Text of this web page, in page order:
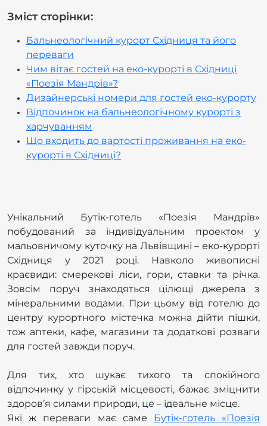
Зміст сторінки:
Бальнеологічний курорт Східниця та його
переваги
Чим вітає гостей на еко-курорті в Східниці
«Поезія Мандрів»?
Дизайнерські номери для гостей еко-курорту
Відпочинок на бальнеологічному курорті з
харчуванням
Що входить до вартості проживання на еко-
курорті в Східниці?
Унікальний Бутік-готель «Поезія Мандрів»
побудований за індивідуальним проектом у
мальовничому куточку на Львівщині – еко-курорті
Східниця у 2021 році. Навколо живописні
краєвиди: смерекові ліси, гори, ставки та річка.
Зовсім поруч знаходяться цілющі джерела з
мінеральними водами. При цьому від готелю до
центру курортного містечка можна дійти пішки,
тож аптеки, кафе, магазини та додаткові розваги
для гостей завжди поруч.
Для тих, хто шукає тихого та спокійного
відпочинку у гірській місцевості, бажає зміцнити
здоров’я силами природи, це – ідеальне місце.
Які ж переваги має саме Бутік-готель «Поезія